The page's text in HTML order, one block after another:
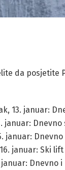
da posjetite
13. januar:
januar: Dnevno
januar:
januar: Ski
januar: Dnevno